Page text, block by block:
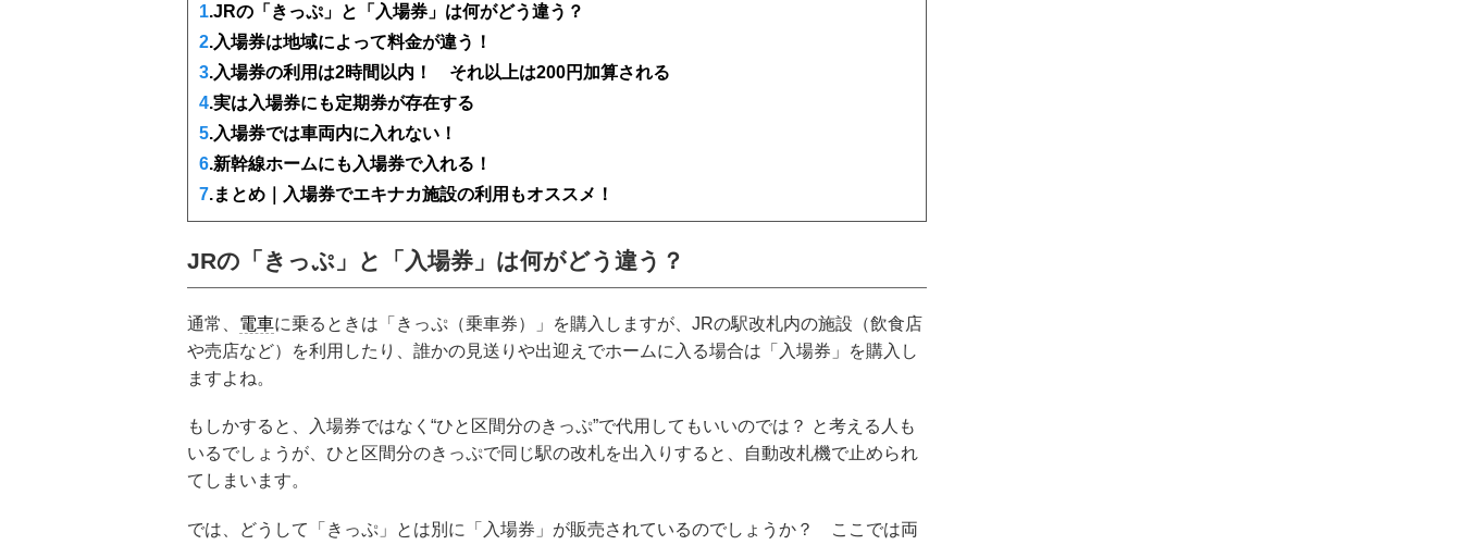
1.JRの「きっぷ」と「入場券」は何がどう違う？
2.入場券は地域によって料金が違う！
3.入場券の利用は2時間以内！ それ以上は200円加算される
4.実は入場券にも定期券が存在する
5.入場券では車両内に入れない！
6.新幹線ホームにも入場券で入れる！
7.まとめ｜入場券でエキナカ施設の利用もオススメ！
JRの「きっぷ」と「入場券」は何がどう違う？
通常、 電車に乗るときは「きっぷ（乗車券）」を購入しますが、JRの駅改札内の施設（飲食店
や売店など）を利用したり、誰かの見送りや出迎えでホームに入る場合は「入場券」を購入し
ますよね。
もしかすると、入場券ではなく“ひと区間分のきっぷ”で代用してもいいのでは？ と考える人も
いるでしょうが、ひと区間分のきっぷで同じ駅の改札を出入りすると、自動改札機で止められ
てしまいます。
では、どうして「きっぷ」とは別に「入場券」が販売されているのでしょうか？ ここでは両